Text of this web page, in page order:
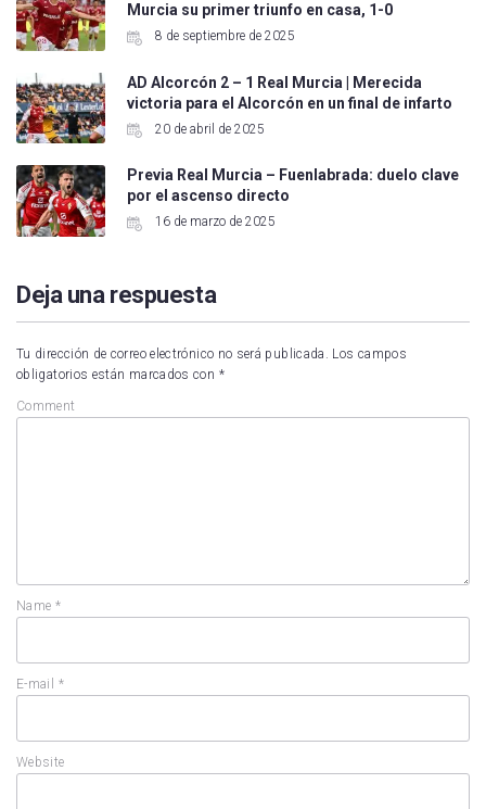
Murcia su primer triunfo en casa, 1-0
8 de septiembre de 2025
AD Alcorcón 2 – 1 Real Murcia | Merecida
victoria para el Alcorcón en un final de infarto
20 de abril de 2025
Previa Real Murcia – Fuenlabrada: duelo clave
por el ascenso directo
16 de marzo de 2025
Deja una respuesta
Tu dirección de correo electrónico no será publicada.
Los campos
obligatorios están marcados con *
Comment
Name *
E-mail *
Website